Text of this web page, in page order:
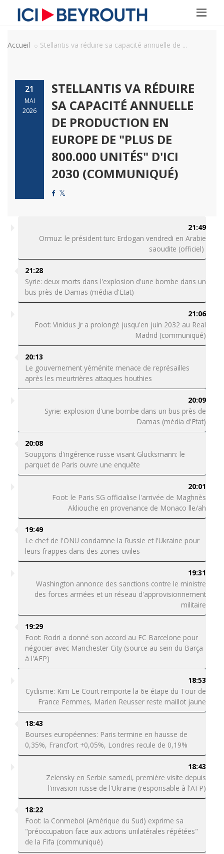
Accueil Stellantis va réduire sa capacité annuelle de ...
21
MAI
2026
STELLANTIS VA RÉDUIRE
SA CAPACITÉ ANNUELLE
DE PRODUCTION EN
EUROPE DE "PLUS DE
800.000 UNITÉS" D'ICI
2030 (COMMUNIQUÉ)
21:49
Ormuz: le président turc Erdogan vendredi en Arabie
saoudite (officiel)
21:28
Syrie: deux morts dans l'explosion d'une bombe dans un
bus près de Damas (média d'Etat)
21:06
Foot: Vinicius Jr a prolongé jusqu'en juin 2032 au Real
Madrid (communiqué)
20:13
Le gouvernement yéménite menace de représailles
après les meurtrières attaques houthies
20:09
Syrie: explosion d'une bombe dans un bus près de
Damas (média d'Etat)
20:08
Soupçons d'ingérence russe visant Glucksmann: le
parquet de Paris ouvre une enquête
20:01
Foot: le Paris SG officialise l'arrivée de Maghnès
Akliouche en provenance de Monaco lle/ah
19:49
Le chef de l'ONU condamne la Russie et l'Ukraine pour
leurs frappes dans des zones civiles
19:31
Washington annonce des sanctions contre le ministre
des forces armées et un réseau d'approvisionnement
militaire
19:29
Foot: Rodri a donné son accord au FC Barcelone pour
négocier avec Manchester City (source au sein du Barça
à l'AFP)
18:53
Cyclisme: Kim Le Court remporte la 6e étape du Tour de
France Femmes, Marlen Reusser reste maillot jaune
18:43
Bourses européennes: Paris termine en hausse de
0,35%, Francfort +0,05%, Londres recule de 0,19%
18:43
Zelensky en Serbie samedi, première visite depuis
l'invasion russe de l'Ukraine (responsable à l'AFP)
18:22
Foot: la Conmebol (Amérique du Sud) exprime sa
"préoccupation face aux actions unilatérales répétées"
de la Fifa (communiqué)